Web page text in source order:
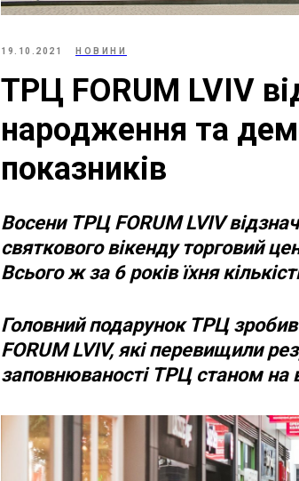
19.10.2021 НОВИНИ
ТРЦ FORUM LVIV
народження та
показників
Восени ТРЦ FORUM LVIV
святкового вікендуторговий
Всього ж за 6 років їхня
Головний подарунок ТРЦ
FORUM LVIV, які перевищили
заповнюваності ТРЦ станом на